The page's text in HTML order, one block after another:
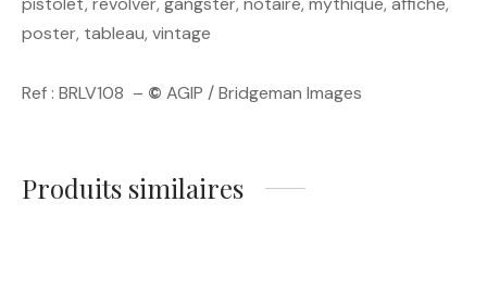
poster, tableau, vintage
Ref : BRLV108 – © AGIP / Bridgeman Images
Produits similaires